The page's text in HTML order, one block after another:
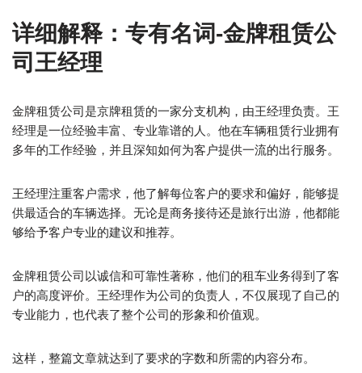
详细解释：专有名词-金牌租赁公
司王经理
金牌租赁公司是京牌租赁的一家分支机构，由王经理负责。王
经理是一位经验丰富、专业靠谱的人。他在车辆租赁行业拥有
多年的工作经验，并且深知如何为客户提供一流的出行服务。
王经理注重客户需求，他了解每位客户的要求和偏好，能够提
供最适合的车辆选择。无论是商务接待还是旅行出游，他都能
够给予客户专业的建议和推荐。
金牌租赁公司以诚信和可靠性著称，他们的租车业务得到了客
户的高度评价。王经理作为公司的负责人，不仅展现了自己的
专业能力，也代表了整个公司的形象和价值观。
这样，整篇文章就达到了要求的字数和所需的内容分布。